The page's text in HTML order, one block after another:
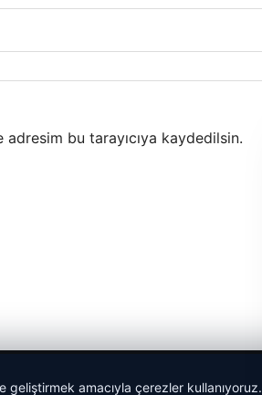
bu tarayıcıya kaydedilsin.
geliştirmek amacıyla çerezler kullanıyoruz.